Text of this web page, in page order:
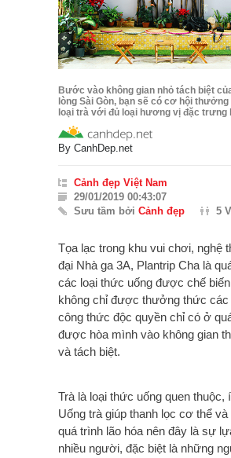
Bước vào không gian nhỏ tách biệt
lòng Sài Gòn, bạn sẽ có cơ hội
loại trà với đủ loại hương vị đặc trưng
By CanhDep.net
Cảnh đẹp Việt Nam
29/01/2019 00:43:07
Sưu tầm bởi Cảnh đẹp 5
Tọa lạc trong khu vui chơi, nghệ
đại Nhà ga 3A, Plantrip Cha là
các loại thức uống được chế
không chỉ được thưởng thức các
công thức độc quyền chỉ có ở
được hòa mình vào không gian
và tách biệt.
Trà là loại thức uống quen thuộc,
Uống trà giúp thanh lọc cơ thể
quá trình lão hóa nên đây là sự
nhiều người, đặc biệt là những